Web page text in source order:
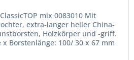
mix 0083010 Mit
extra-langer heller China-
Holzkörper und -griff.
Borstenlänge: 100/ 30 x 67 mm